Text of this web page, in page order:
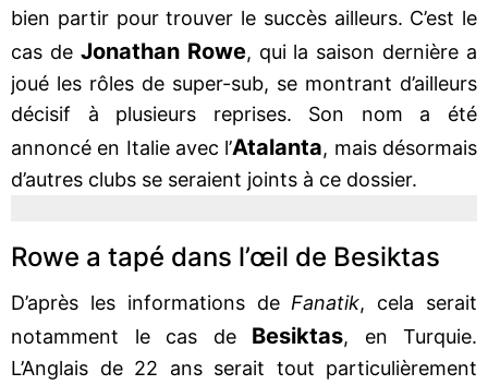
bien partir pour trouver le succès ailleurs. C’est le
cas de Jonathan Rowe, qui la saison dernière a
joué les rôles de super-sub, se montrant d’ailleurs
décisif à plusieurs reprises. Son nom a été
annoncé en Italie avec l’Atalanta, mais désormais
d’autres clubs se seraient joints à ce dossier.
Rowe a tapé dans l’œil de Besiktas
D’après les informations de Fanatik, cela serait
notamment le cas de Besiktas, en Turquie.
L’Anglais de 22 ans serait tout particulièrement